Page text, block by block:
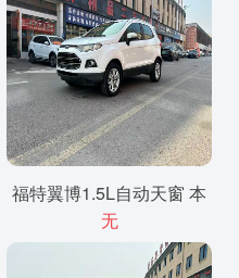
福特翼博1.5L自动天窗 本
地个人一手 实表11万公里
无